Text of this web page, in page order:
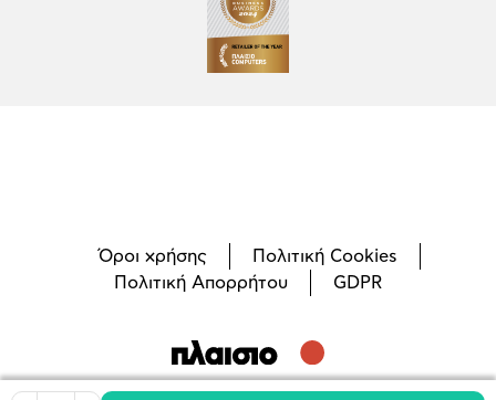
Όροι χρήσης
Πολιτική Cookies
Πολιτική Απορρήτου
GDPR